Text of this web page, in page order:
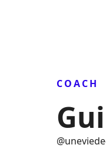
COACH
@